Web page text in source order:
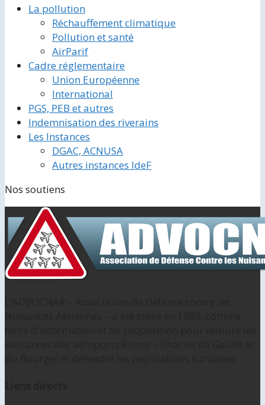
La pollution
Réchauffement climatique
Pollution et santé
AirParif
Cadre réglementaire
Union Européenne
International
PGS, PEB et autres
Indemnisation des riverains
Les Instances
DGAC, ACNUSA
Autres instances IdeF
Nos soutiens